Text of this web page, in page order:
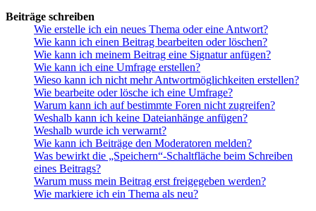
Beiträge schreiben
Wie erstelle ich ein neues Thema oder eine Antwort?
Wie kann ich einen Beitrag bearbeiten oder löschen?
Wie kann ich meinem Beitrag eine Signatur anfügen?
Wie kann ich eine Umfrage erstellen?
Wieso kann ich nicht mehr Antwortmöglichkeiten erstellen?
Wie bearbeite oder lösche ich eine Umfrage?
Warum kann ich auf bestimmte Foren nicht zugreifen?
Weshalb kann ich keine Dateianhänge anfügen?
Weshalb wurde ich verwarnt?
Wie kann ich Beiträge den Moderatoren melden?
Was bewirkt die „Speichern“-Schaltfläche beim Schreiben
eines Beitrags?
Warum muss mein Beitrag erst freigegeben werden?
Wie markiere ich ein Thema als neu?